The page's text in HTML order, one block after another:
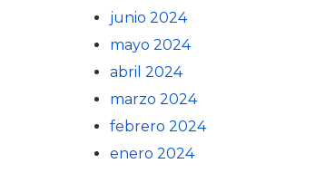
junio 2024
mayo 2024
abril 2024
marzo 2024
febrero 2024
enero 2024